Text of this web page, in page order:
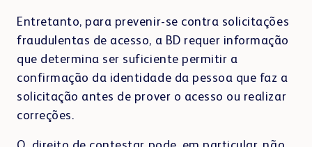
Entretanto, para prevenir-se contra solicitações
fraudulentas de acesso, a BD requer informação
que determina ser suficiente permitir a
confirmação da identidade da pessoa que faz a
solicitação antes de prover o acesso ou realizar
correções.